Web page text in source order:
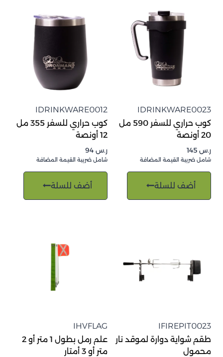
IDRINKWARE0023
كوب حراري للسفر 590 مل
20 أونصة
ر.س
شامل ضريبة القيمة المضافة
أضف للسلة
IDRINKWARE0012
كوب حراري للسفر 355 مل
12 أونصة
ر.س
شامل ضريبة القيمة المضافة
أضف للسلة
IFIREPIT0023
طقم شواية دوارة لموقد نار
محمول
IHVFLAG
علم رمل بطول 1 متر أو 2
متر أو 3 أمتار